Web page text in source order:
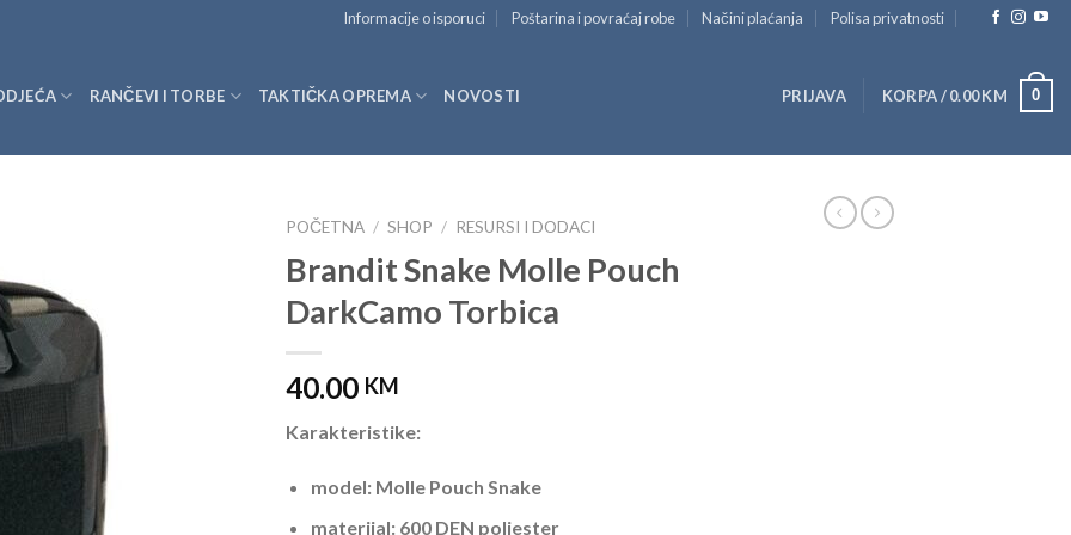
Informacije o isporuci Poštarina i povraćaj robe Načini plaćanja Polisa privatnosti
RANČEVI I TORBE TAKTIČKA OPREMA NOVOSTI PRIJAVA KORPA /0.00KM 0
POČETNA / SHOP / RESURSI I DODACI
Brandit Snake Molle Pouch
DarkCamo Torbica
40.00 KM
Karakteristike:
model: Molle Pouch Snake
materijal: 600 DEN poliester